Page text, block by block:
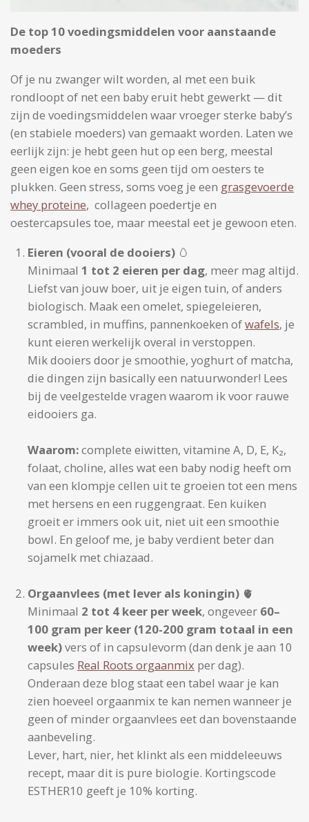
De top 10 voedingsmiddelen voor aanstaande
moeders
Of je nu zwanger wilt worden, al met een buik
rondloopt of net een baby eruit hebt gewerkt — dit
zijn de voedingsmiddelen waar vroeger sterke baby’s
(en stabiele moeders) van gemaakt worden. Laten we
eerlijk zijn: je hebt geen hut op een berg, meestal
geen eigen koe en soms geen tijd om oesters te
plukken. Geen stress, soms voeg je een grasgevoerde
whey proteine, collageen poedertje en
oestercapsules toe, maar meestal eet je gewoon eten.
Eieren (vooral de dooiers) 🥚
Minimaal 1 tot 2 eieren per dag, meer mag altijd.
Liefst van jouw boer, uit je eigen tuin, of anders
biologisch. Maak een omelet, spiegeleieren,
scrambled, in muffins, pannenkoeken ofwafels, je
kunt eieren werkelijk overal in verstoppen.
Mik dooiers door je smoothie, yoghurt of matcha,
die dingen zijn basically een natuurwonder! Lees
bij de veelgestelde vragen waarom ik voor rauwe
eidooiers ga.
Waarom:complete eiwitten, vitamine A, D, E, K₂,
folaat, choline, alles wat een baby nodig heeft om
van een klompje cellen uit te groeien tot een mens
met hersens en een ruggengraat. Een kuiken
groeit er immers ook uit, niet uit een smoothie
bowl. En geloof me, je baby verdient beter dan
sojamelk met chiazaad.
Orgaanvlees (met lever als koningin) 🫀
Minimaal 2 tot 4 keer per week, ongeveer 60–
100 gram per keer (120-200 gram totaal in een
week)vers of in capsulevorm (dan denk je aan 10
capsules Real Roots orgaanmix per dag).
Onderaan deze blog staat een tabel waar je kan
zien hoeveel orgaanmix te kan nemen wanneer je
geen of minder orgaanvlees eet dan bovenstaande
aanbeveling.
Lever, hart, nier, het klinkt als een middeleeuws
recept, maar dit is pure biologie. Kortingscode
ESTHER10 geeft je 10% korting.